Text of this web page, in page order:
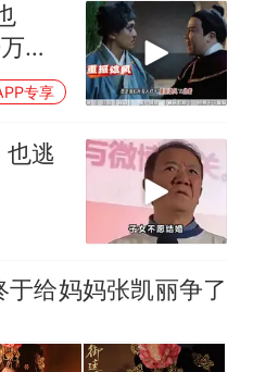
子饺子，美国怕什
，
专享
也逃
给妈妈张凯丽争了